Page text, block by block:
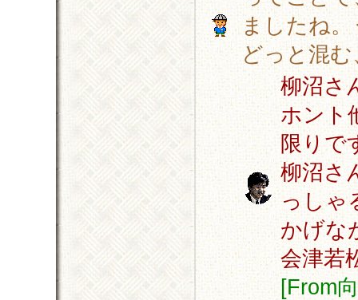
ましたね。
どっと混
柳沼さ
ホント
限りで
柳沼さ
っしゃ
かげな
会津若
[From